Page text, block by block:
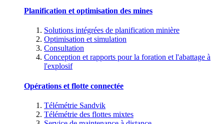
Planification et optimisation des mines
Solutions intégrées de planification minière
Optimisation et simulation
Consultation
Conception et rapports pour la foration et l'abattage à
l'explosif
Opérations et flotte connectée
Télémétrie Sandvik
Télémétrie des flottes mixtes